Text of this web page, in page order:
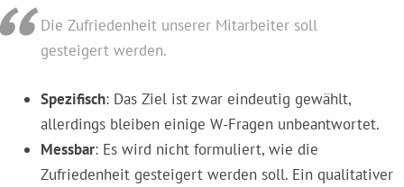
Die Zufriedenheit unserer Mitarbeiter soll
gesteigert werden.
Spezifisch: Das Ziel ist zwar eindeutig gewählt,
allerdings bleiben einige W-Fragen unbeantwortet.
Messbar: Es wird nicht formuliert, wie die
Zufriedenheit gesteigert werden soll. Ein qualitativer